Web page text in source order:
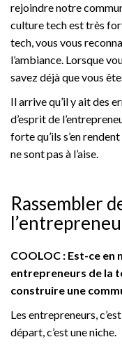
rejoindre notre
culture tech est très
tech, vous vous
l’ambiance. Lorsque
savez déjà que vous
Il arrive qu’il y ait des
d’esprit de
forte qu’ils s’en
ne sont pas à l’aise.
Rassembler
COOLOC : Est-ce en
entrepreneurs de la
construire une
Les entrepreneurs,
départ, c’est une niche.